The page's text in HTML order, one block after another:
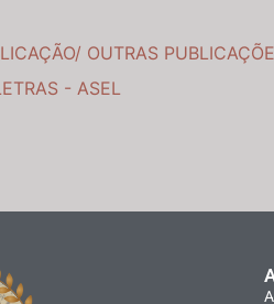
OUTRAS
- ASEL